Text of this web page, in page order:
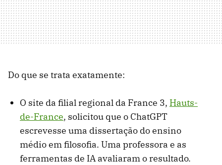
Do que se trata exatamente:
O site da filial regional da France 3, Hauts-
de-France, solicitou que o ChatGPT
escrevesse uma dissertação do ensino
médio em filosofia. Uma professora e as
ferramentas de IA avaliaram o resultado.